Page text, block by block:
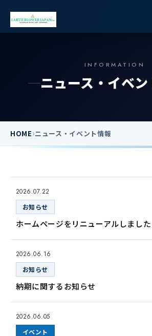
INFORMATION
ニュース・イベ
HOME›ニュース・イベント情報
2026.07.22
お知らせ
ホームページをリニューアルしました
2026.06.16
お知らせ
納期に関するお知らせ
2026.06.05
イベント